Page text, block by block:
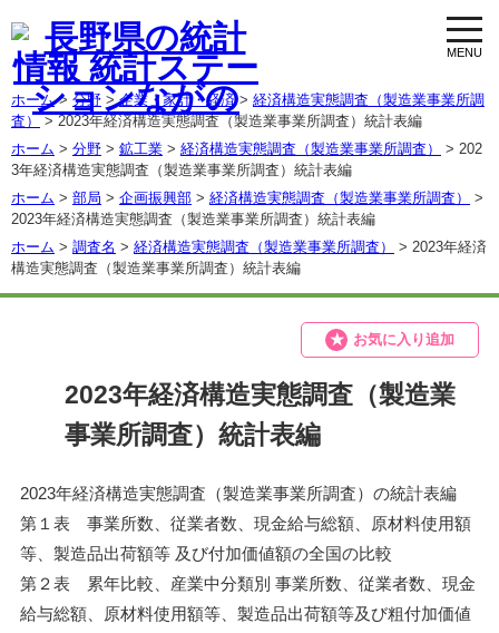
ホーム> 分野 >企業・家計・経済> 経済構造実態調査（製造業事業所調
査）
> 2023年経済構造実態調査（製造業事業所調査）統計表編
ホーム > 分野 > 鉱工業 > 経済構造実態調査（製造業事業所調査）
> 202
3年経済構造実態調査（製造業事業所調査）統計表編
ホーム > 部局 > 企画振興部 > 経済構造実態調査（製造業事業所調査）
>
2023年経済構造実態調査（製造業事業所調査）統計表編
ホーム > 調査名 > 経済構造実態調査（製造業事業所調査）
> 2023年経済
構造実態調査（製造業事業所調査）統計表編
2023年経済構造実態調査（製造業
事業所調査）統計表編
お気に入り追加
2023年経済構造実態調査（製造業事業所調査）の統計表編
第１表 事業所数、従業者数、現金給与総額、原材料使用額
等、製造品出荷額等 及び付加価値額の全国の比較
第２表 累年比較、産業中分類別 事業所数、従業者数、現金
給与総額、原材料使用額等、製造品出荷額等及び粗付加価値